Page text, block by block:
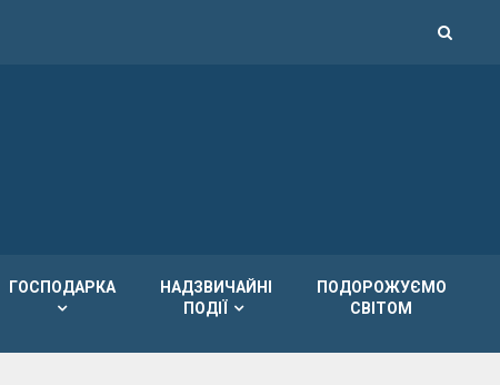
ГОСПОДАРКА
НАДЗВИЧАЙНІ
ПОДІЇ
ПОДОРОЖУЄМО
СВІТОМ